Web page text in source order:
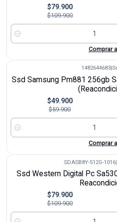
$79.900
$109.900
Cantidad
Comprar
1482644683
Ssd Samsung Pm881 256gb
$49.900
$59.900
Cantidad
Comprar
SDASB8Y-512G-1016|
Ssd Western Digital Pc
$79.900
$109.900